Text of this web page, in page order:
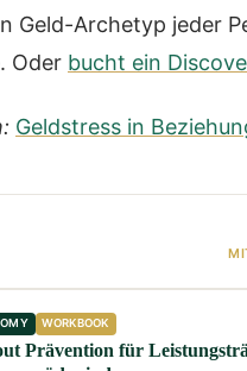
Geld-Archetyp jeder
Oder bucht ein
Geldstress in
WORKBOOK
Prävention für